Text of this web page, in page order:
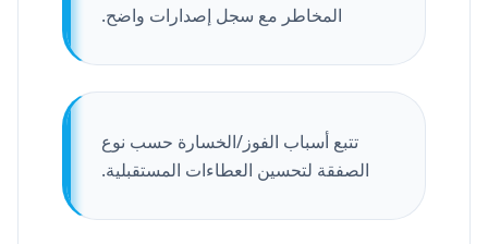
المخاطر مع سجل إصدارات واضح.
تتبع أسباب الفوز/الخسارة حسب نوع
الصفقة لتحسين العطاءات المستقبلية.